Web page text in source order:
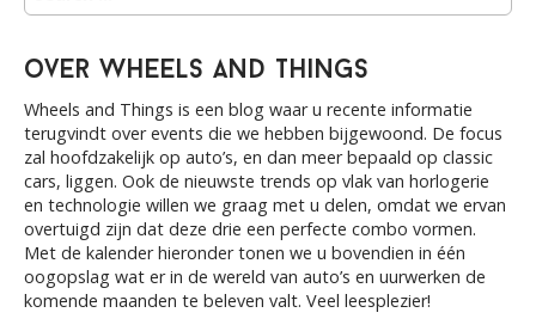
c
h
f
over Wheels and Things
Wheels and Things is een blog waar u recente informatie
terugvindt over events die we hebben bijgewoond. De focus
zal hoofdzakelijk op auto’s, en dan meer bepaald op classic
cars, liggen. Ook de nieuwste trends op vlak van horlogerie
en technologie willen we graag met u delen, omdat we ervan
overtuigd zijn dat deze drie een perfecte combo vormen.
Met de kalender hieronder tonen we u bovendien in één
oogopslag wat er in de wereld van auto’s en uurwerken de
komende maanden te beleven valt. Veel leesplezier!